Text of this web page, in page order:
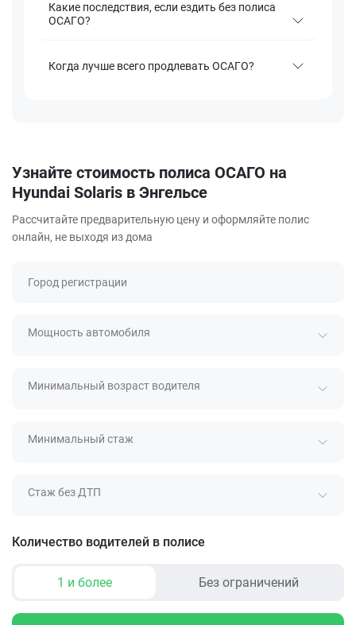
Какие последствия, если ездить без полиса
ОСАГО?
Когда лучше всего продлевать ОСАГО?
Узнайте стоимость полиса ОСАГО на
Hyundai Solaris в Энгельсе
Рассчитайте предварительную цену и оформляйте полис
онлайн, не выходя из дома
Город регистрации
Мощность автомобиля
Минимальный возраст водителя
Минимальный стаж
Стаж без ДТП
Количество водителей в полисе
1 и более Без ограничений